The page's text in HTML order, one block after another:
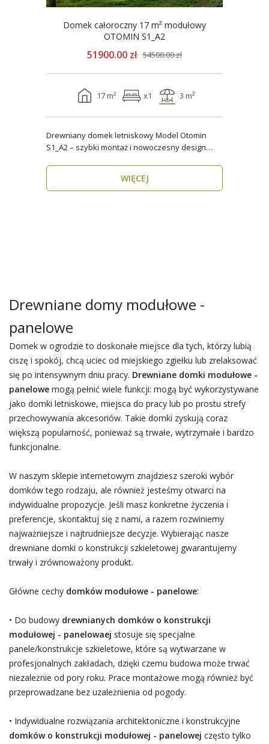
Domek całoroczny 17 m² modułowy
OTOMIN S1_A2
51900.00 zł 54500.00 zł
17 m² x1 3 m²
Drewniany domek letniskowy Model Otomin
S1_A2 – szybki montaż i nowoczesny design
WIĘCEJ
Drewniane domy modułowe -
panelowe
Domek w ogrodzie to doskonałe miejsce dla tych, którzy lubią
ciszę i spokój, chcą uciec od miejskiego zgiełku lub zrelaksować
się po intensywnym dniu pracy. Drewniane domki modułowe -
panelowe mogą pełnić wiele funkcji: mogą być wykorzystywane
jako domki letniskowe, miejsca do pracy lub po prostu strefy
przechowywania akcesoriów. Takie domki zyskują coraz
większą popularność, ponieważ są trwałe, wytrzymałe i bardzo
funkcjonalne.
W naszym sklepie internetowym znajdziesz szeroki wybór
domków tego rodzaju, ale również jesteśmy otwarci na
indywidualne propozycje. Jeśli masz konkretne życzenia i
preferencje, skontaktuj się z nami, a razem rozwiniemy
najważniejsze i najtrudniejsze decyzje. Wybierając nasze
drewniane domki o konstrukcji szkieletowej gwarantujemy
trwały i zrównoważony produkt.
Główne cechy domków modułowe - panelowe:
• Do budowy drewnianych domków o konstrukcji
modułowej - panelowaej stosuje się specjalne
panele/konstrukcje szkieletowe, które są wytwarzane w
profesjonalnych zakładach, dzięki czemu budowa może trwać
niezależnie od pory roku. Prace montażowe mogą również być
przeprowadzane bez uzależnienia od pogody.
• Indywidualne rozwiązania architektoniczne i konstrukcyjne
domków o konstrukcji modułowej - panelowej często tylko